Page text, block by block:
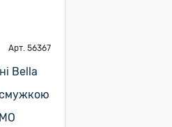
Арт. 56367
Bella